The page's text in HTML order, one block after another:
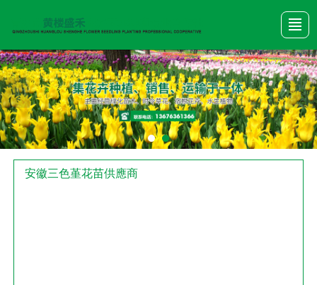
首頁 產品展示 關于我們 新聞動態 公司圖冊 行業資訊 聯系我們
安徽三色堇花苗供應商